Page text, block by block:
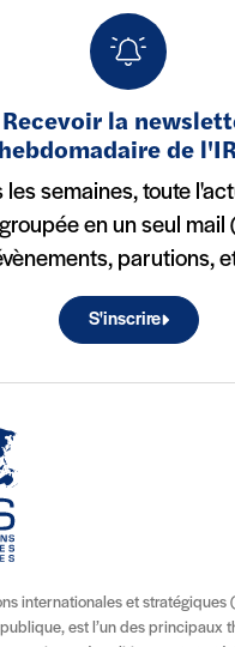
Recevoir la
hebdomadaire de
les semaines, toute
en un seul mail
parutions,
S'inscrire
internationales et stratégiques
est l’un des principaux